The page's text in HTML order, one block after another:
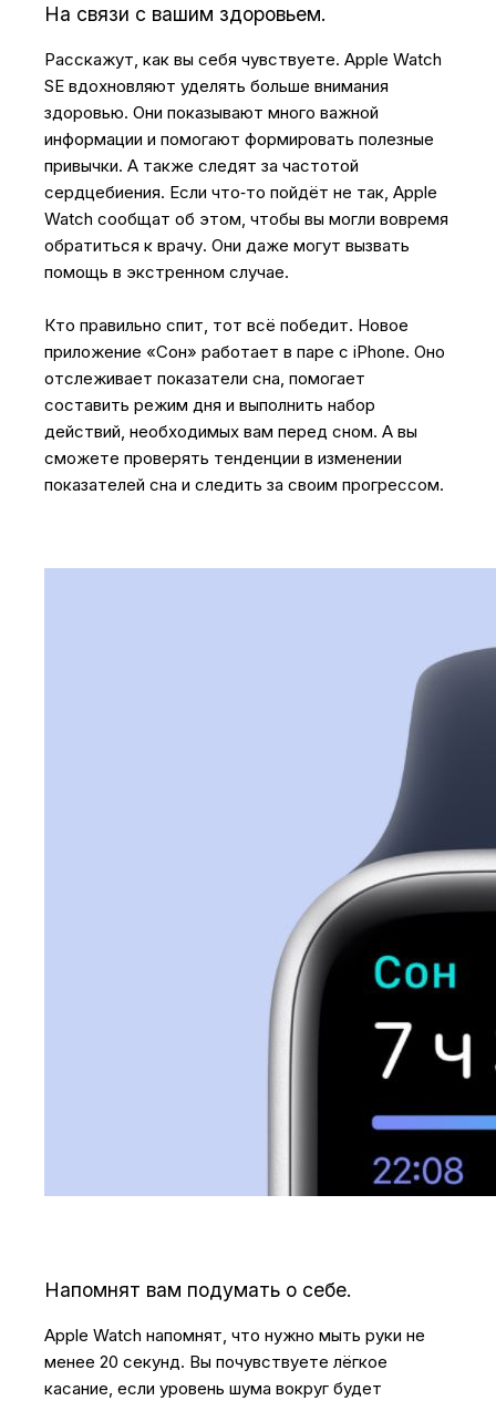
На связи с вашим здоровьем.
Расскажут, как вы себя чувствуете. Apple Watch
SE вдохновляют уделять больше внимания
здоровью. Они показывают много важной
информации и помогают формировать полезные
привычки. А также следят за частотой
сердцебиения. Если что‑то пойдёт не так, Apple
Watch сообщат об этом, чтобы вы могли вовремя
обратиться к врачу. Они даже могут вызвать
помощь в экстренном случае.
Кто правильно спит, тот всё победит. Новое
приложение «Сон» работает в паре с iPhone. Оно
отслеживает показатели сна, помогает
составить режим дня и выполнить набор
действий, необходимых вам перед сном. А вы
сможете проверять тенденции в изменении
показателей сна и следить за своим прогрессом.
Напомнят вам подумать о себе.
Apple Watch напомнят, что нужно мыть руки не
менее 20 секунд. Вы почувствуете лёгкое
касание, если уровень шума вокруг будет